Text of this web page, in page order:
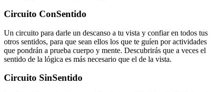
Circuito ConSentido
Un circuito para darle un descanso a tu vista y confiar en todos tus
otros sentidos, para que sean ellos los que te guíen por actividades
que pondrán a prueba cuerpo y mente. Descubrirás que a veces el
sentido de la lógica es más necesario que el de la vista.
Circuito SinSentido